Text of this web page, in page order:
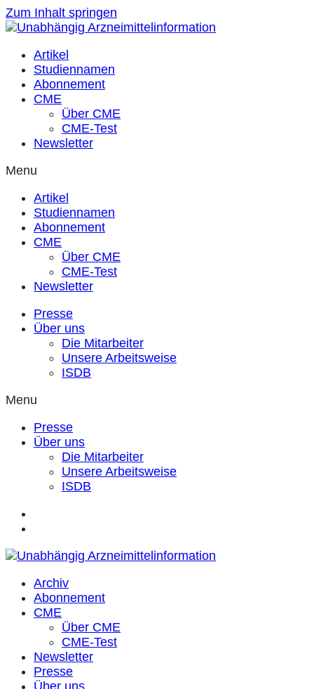
Zum Inhalt springen
Artikel
Studiennamen
Abonnement
CME
Über CME
CME-Test
Newsletter
Menu
Artikel
Studiennamen
Abonnement
CME
Über CME
CME-Test
Newsletter
Presse
Über uns
Die Mitarbeiter
Unsere Arbeitsweise
ISDB
Menu
Presse
Über uns
Die Mitarbeiter
Unsere Arbeitsweise
ISDB
Archiv
Abonnement
CME
Über CME
CME-Test
Newsletter
Presse
Über uns